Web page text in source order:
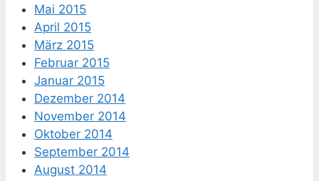
Mai 2015
April 2015
März 2015
Februar 2015
Januar 2015
Dezember 2014
November 2014
Oktober 2014
September 2014
August 2014